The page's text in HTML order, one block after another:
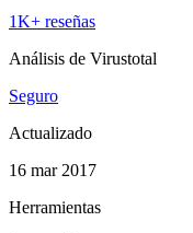
1K+ reseñas
Análisis de Virustotal
Seguro
Actualizado
16 mar 2017
Herramientas